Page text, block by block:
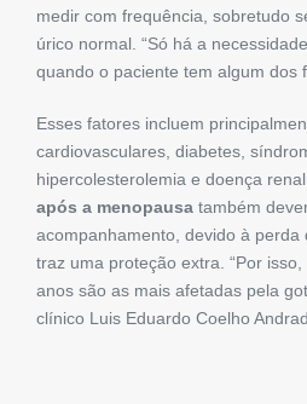
medir com frequência, sobretudo
úrico normal. “Só há a
quando o paciente tem algum dos
Esses fatores incluem
cardiovasculares, diabetes,
hipercolesterolemia e doença
após a menopausa também
acompanhamento, devido à perda
traz uma proteção extra. “Por
anos são as mais afetadas pela
clínico Luis Eduardo Coelho